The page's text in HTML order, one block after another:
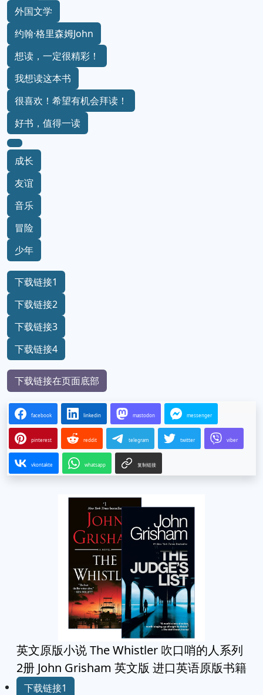
外国文学
约翰·格里森姆John
想读，一定很精彩！
我想读这本书
很喜欢！希望有机会拜读！
好书，值得一读
成长
友谊
音乐
冒险
少年
下载链接1
下载链接2
下载链接3
下载链接4
下载链接在页面底部
facebook linkedin mastodon messenger
pinterest reddit telegram twitter viber
vkontakte whatsapp 复制链接
英文原版小说 The Whistler 吹口哨的人系列
2册 John Grisham 英文版 进口英语原版书籍
下载链接1